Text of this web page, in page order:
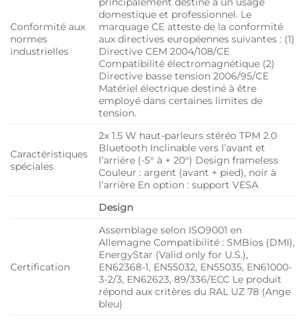
Conformité aux
normes
industrielles
domestique et professionnel. Le
marquage CE atteste de la conformité
aux directives européennes suivantes : (1)
Directive CEM 2004/108/CE
Compatibilité électromagnétique (2)
Directive basse tension 2006/95/CE
Matériel électrique destiné à être
employé dans certaines limites de
tension.
Caractéristiques
spéciales
2x 1.5 W haut-parleurs stéréo TPM 2.0
Bluetooth Inclinable vers l’avant et
l’arrière (-5° à + 20°) Design frameless
Couleur : argent (avant + pied), noir à
l’arrière En option : support VESA
Design
Certification
Assemblage selon ISO9001 en
Allemagne Compatibilité : SMBios (DMI),
EnergyStar (Valid only for U.S.),
EN62368-1, EN55032, EN55035, EN61000-
3-2/3, EN62623, 89/336/ECC Le produit
répond aux critères du RAL UZ 78 (Ange
bleu)